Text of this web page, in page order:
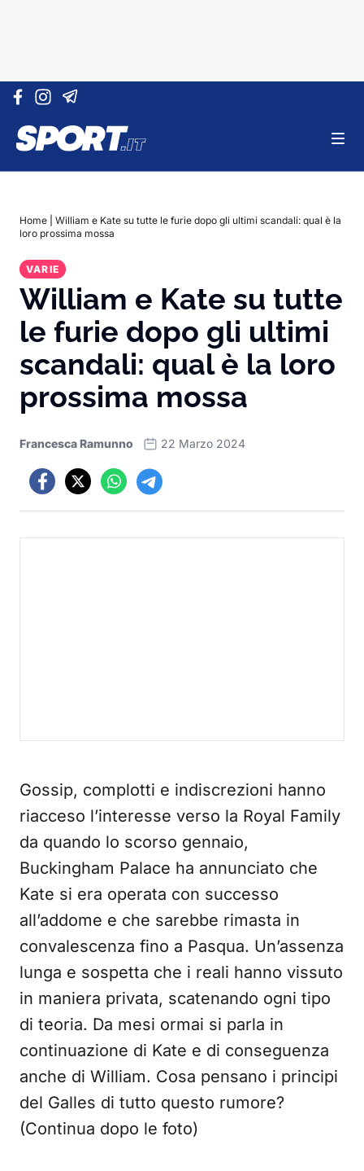
Vai al contenuto
Home
William e Kate su tutte le furie dopo gli ultimi scandali: qual è la
loro prossima mossa
VARIE
William e Kate su tutte
le furie dopo gli ultimi
scandali: qual è la loro
prossima mossa
Francesca Ramunno 22 Marzo 2024
Gossip, complotti e indiscrezioni hanno
riacceso l’interesse verso la Royal Family
da quando lo scorso gennaio,
Buckingham Palace ha annunciato che
Kate si era operata con successo
all’addome e che sarebbe rimasta in
convalescenza fino a Pasqua. Un’assenza
lunga e sospetta che i reali hanno vissuto
in maniera privata, scatenando ogni tipo
di teoria. Da mesi ormai si parla in
continuazione di Kate e di conseguenza
anche di William. Cosa pensano i principi
del Galles di tutto questo rumore?
(Continua dopo le foto)